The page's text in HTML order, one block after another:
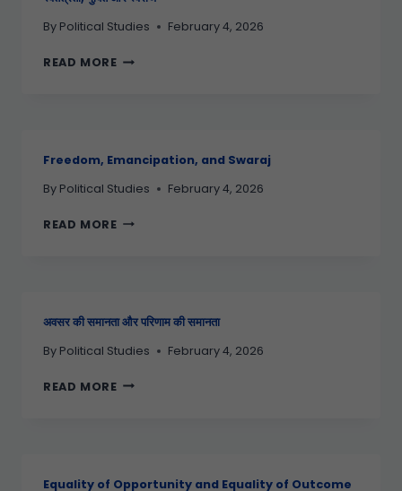
By Political Studies February 4, 2026
READ MORE
Freedom, Emancipation, and Swaraj
By Political Studies February 4, 2026
READ MORE
अवसर की समानता और परिणाम की समानता
By Political Studies February 4, 2026
READ MORE
Equality of Opportunity and Equality of Outcome